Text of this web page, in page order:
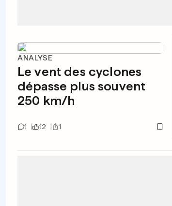
ANALYSE
Le vent des cyclones
dépasse plus souvent
250 km/h
1 12 1